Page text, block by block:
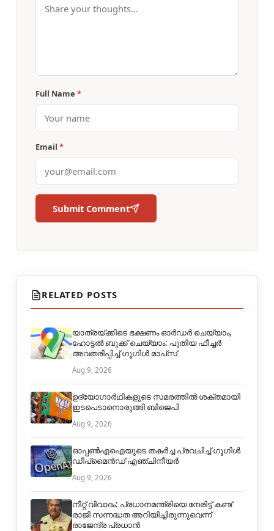
Full Name *
Email *
Submit Comment
RELATED POSTS
യാത്രയ്ക്കിടെ ഭക്ഷണം ഓർഡർ ചെയ്യാം,
ഹോട്ടൽ ബുക്ക് ചെയ്യാം: പുതിയ ഫീച്ചർ
അവതരിപ്പിച്ച് ഗൂഗിൾ മാപ്‌സ്
Aug 9, 2026
ഉദ്യോഗാർഥികളുടെ സമരത്തിൽ ശക്തമായി
ഇടപെടാനൊരുങ്ങി ബിജെപി
Aug 9, 2026
ഓപ്പൺഎഐയുടെ തകർച്ച പ്രവചിച്ച് ഗൂഗിൾ
ഡീപ്മൈൻഡ് എഞ്ചിനീയർ
Aug 9, 2026
നീറ്റ് വിവാദം: പ്രധാനമന്ത്രിയെ നേരിട്ട് കണ്ട്
രാജി സന്നദ്ധത അറിയിച്ചിരുന്നുവെന്ന്
രാജേന്ദ്ര പ്രധാൻ